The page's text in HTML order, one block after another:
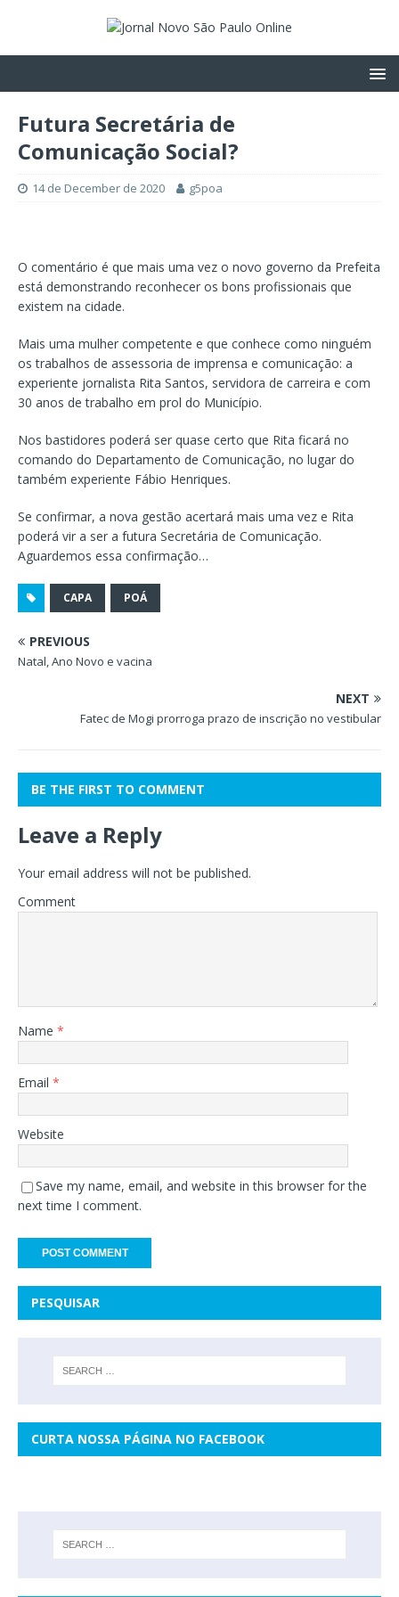
Futura Secretária de
Comunicação Social?
14 de December de 2020 g5poa
O comentário é que mais uma vez o novo governo da Prefeita
está demonstrando reconhecer os bons profissionais que
existem na cidade.
Mais uma mulher competente e que conhece como ninguém
os trabalhos de assessoria de imprensa e comunicação: a
experiente jornalista Rita Santos, servidora de carreira e com
30 anos de trabalho em prol do Município.
Nos bastidores poderá ser quase certo que Rita ficará no
comando do Departamento de Comunicação, no lugar do
também experiente Fábio Henriques.
Se confirmar, a nova gestão acertará mais uma vez e Rita
poderá vir a ser a futura Secretária de Comunicação.
Aguardemos essa confirmação…
CAPA POÁ
PREVIOUS
Natal, Ano Novo e vacina
NEXT
Fatec de Mogi prorroga prazo de inscrição no vestibular
BE THE FIRST TO COMMENT
Leave a Reply
Your email address will not be published.
Comment
Name *
Email *
Website
Save my name, email, and website in this browser for the
next time I comment.
PESQUISAR
CURTA NOSSA PÁGINA NO FACEBOOK